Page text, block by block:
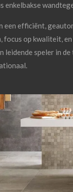
enkelbakse
een efficiënt,
focus op kwaliteit,
leidende speler in